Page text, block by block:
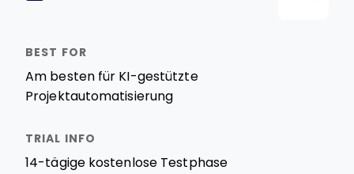
Am besten für KI-gestützte
Projektautomatisierung
14-tägige kostenlose Testphase